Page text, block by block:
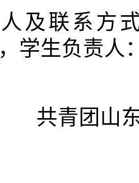
及联系方
， 学生负责人
共青团山